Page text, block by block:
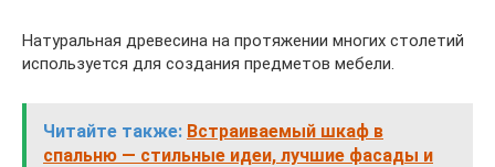
Натуральная древесина на протяжении многих столетий
используется для создания предметов мебели.
Читайте также: Встраиваемый шкаф в
спальню — стильные идеи, лучшие фасады и